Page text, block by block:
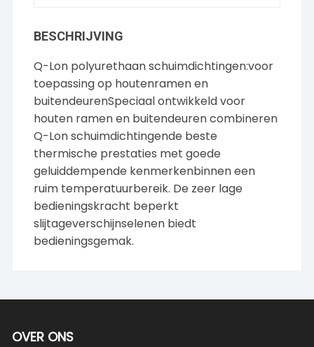
BESCHRIJVING
Q-Lon polyurethaan schuimdichtingen:voor
toepassing op houtenramen en
buitendeurenSpeciaal ontwikkeld voor
houten ramen en buitendeuren combineren
Q-Lon schuimdichtingende beste
thermische prestaties met goede
geluiddempende kenmerkenbinnen een
ruim temperatuurbereik. De zeer lage
bedieningskracht beperkt
slijtageverschijnselenen biedt
bedieningsgemak.
OVER ONS